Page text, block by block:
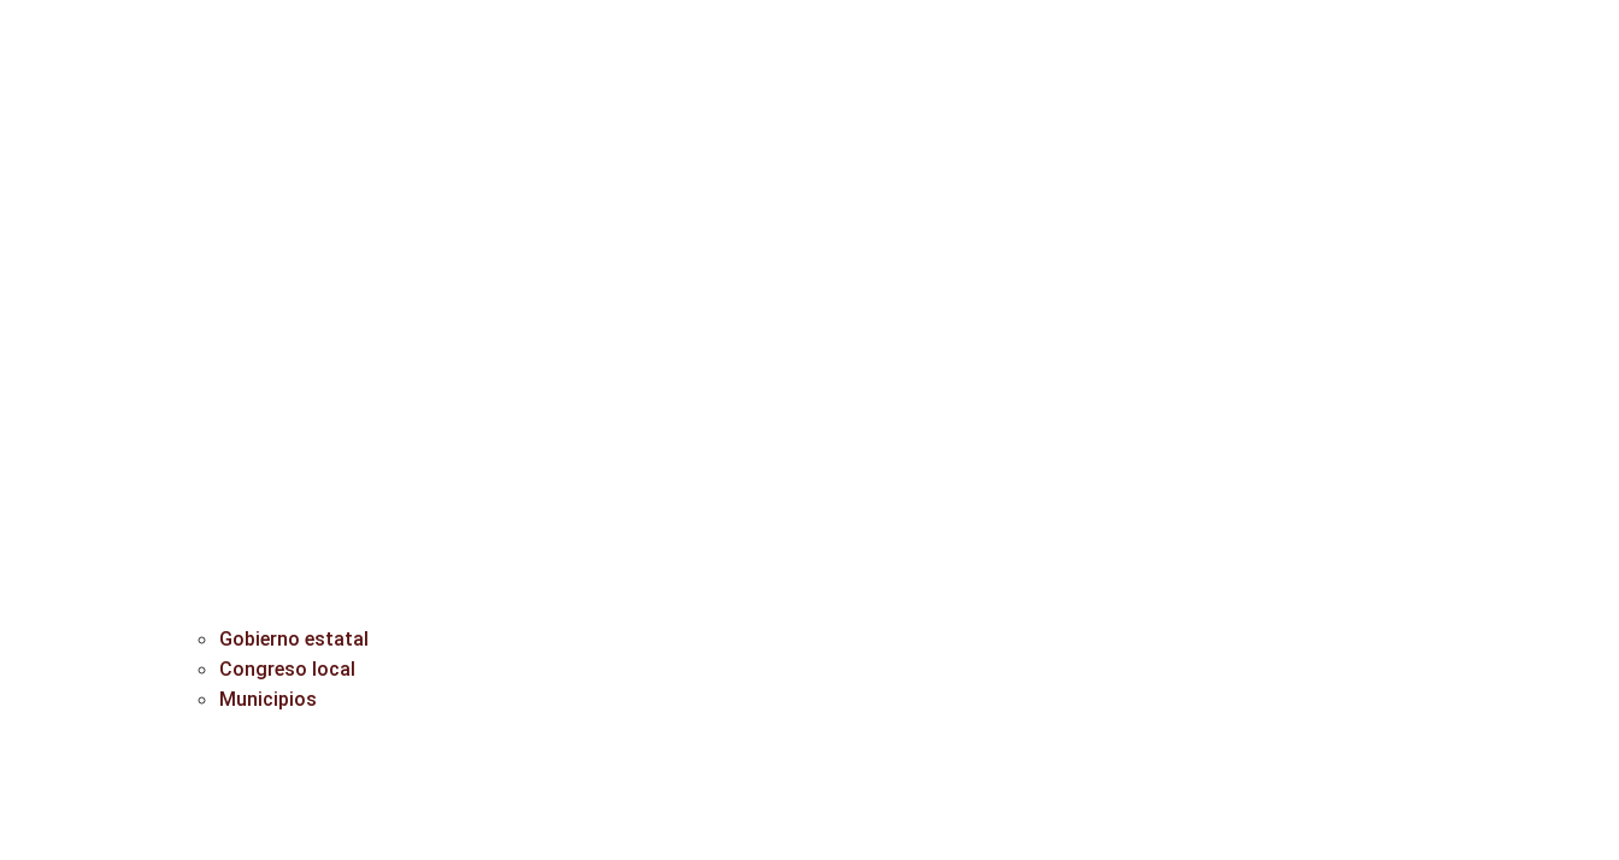
Gobierno estatal
Congreso local
Municipios